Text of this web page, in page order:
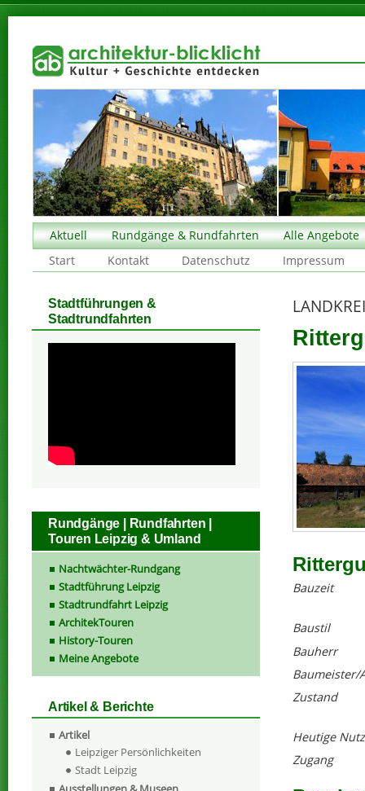
Aktuell Rundgänge & Rundfahrten
Alle Angebote
Start
Kontakt Datenschutz Impressum
Bauzeit
Baustil
Bauherr
Baumeister/
Zustand
Heutige
Zugang
Stadtführungen &
Stadtrundfahrten
Rundgänge | Rundfahrten |
Touren Leipzig & Umland
Nachtwächter-Rundgang
Stadtführung Leipzig
Stadtrundfahrt Leipzig
ArchitekTouren
History-Touren
Meine Angebote
Artikel & Berichte
Artikel
Leipziger Persönlichkeiten
Stadt Leipzig